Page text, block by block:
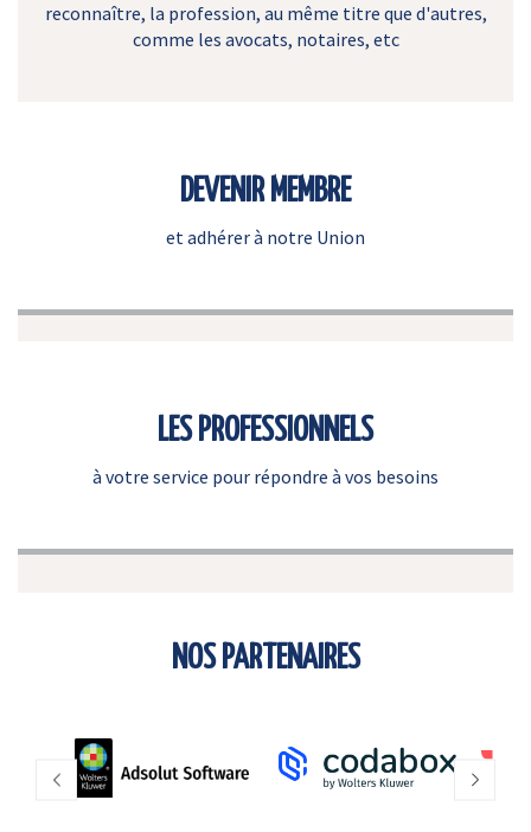
reconnaître, la profession, au même titre que d'autres,
comme les avocats, notaires, etc
DEVENIR MEMBRE
et adhérer à notre Union
LES PROFESSIONNELS
à votre service pour répondre à vos besoins
NOS PARTENAIRES